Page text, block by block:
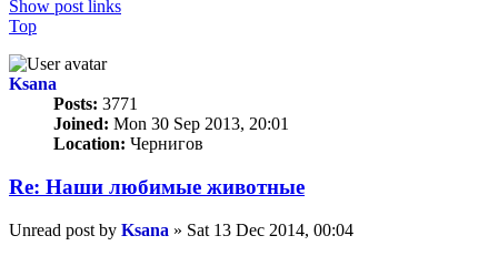
Show post links
Top
Ksana
Posts: 3771
Joined: Mon 30 Sep 2013, 20:01
Location: Чернигов
Re: Наши любимые животные
Unread post by Ksana » Sat 13 Dec 2014, 00:04